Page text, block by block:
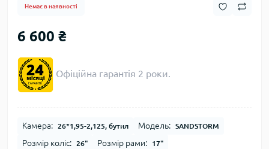
Немає в наявності
6 600 ₴
Офіційна гарантія 2 роки.
Камера: 26*1,95-2,125, бутил Модель: SANDSTORM
Розмір коліс: 26" Розмір рами: 17"